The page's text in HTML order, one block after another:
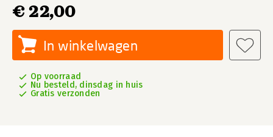
€ 22,00
In winkelwagen
Op voorraad
Nu besteld, dinsdag in huis
Gratis verzonden